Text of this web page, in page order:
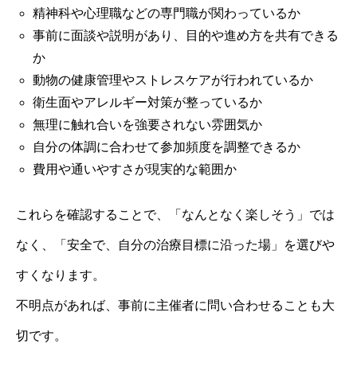
精神科や心理職などの専門職が関わっているか
事前に面談や説明があり、目的や進め方を共有できる
か
動物の健康管理やストレスケアが行われているか
衛生面やアレルギー対策が整っているか
無理に触れ合いを強要されない雰囲気か
自分の体調に合わせて参加頻度を調整できるか
費用や通いやすさが現実的な範囲か
これらを確認することで、「なんとなく楽しそう」では
なく、「安全で、自分の治療目標に沿った場」を選びや
すくなります。
不明点があれば、事前に主催者に問い合わせることも大
切です。